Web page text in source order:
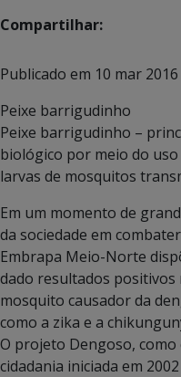
Compartilhar:
Publicado em 10 mar 2016
Peixe barrigudinho
Peixe barrigudinho –
biológico por meio do
larvas de mosquitos
Em um momento de
da sociedade em
Embrapa Meio-Norte
dado resultados positivos
mosquito causador da
como a zika e a
O projeto Dengoso, como
cidadania iniciada em